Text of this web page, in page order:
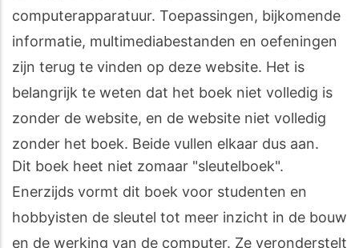
computerapparatuur. Toepassingen, bijkomende
informatie, multimediabestanden en oefeningen
zijn terug te vinden op deze website. Het is
belangrijk te weten dat het boek niet volledig is
zonder de website, en de website niet volledig
zonder het boek. Beide vullen elkaar dus aan.
Dit boek heet niet zomaar "sleutelboek".
Enerzijds vormt dit boek voor studenten en
hobbyisten de sleutel tot meer inzicht in de bouw
en de werking van de computer. Ze veronderstelt